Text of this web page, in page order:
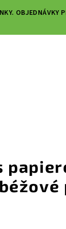
OBJEDNÁVKY